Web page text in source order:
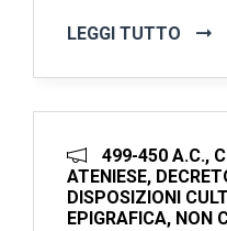
LEGGI TUTTO
499-450 A.C.,
ATENIESE,
DISPOSIZIONI
EPIGRAFICA, NON